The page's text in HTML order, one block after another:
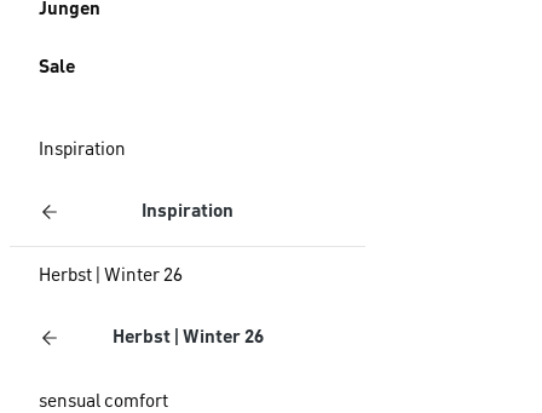
Jungen
Sale
Inspiration
Inspiration
Herbst | Winter 26
Herbst | Winter 26
sensual comfort